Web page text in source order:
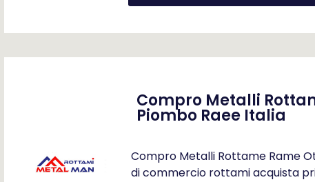
Compro Metalli
Piombo Raee Italia
Compro Metalli Rottame Rame
di commercio rottami acquista